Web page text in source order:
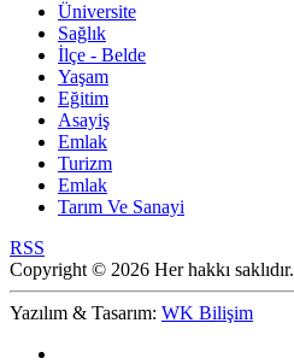
Üniversite
Sağlık
İlçe - Belde
Yaşam
Eğitim
Asayiş
Emlak
Turizm
Emlak
Tarım Ve Sanayi
RSS
Copyright © 2026 Her hakkı saklıdır.
Yazılım & Tasarım: WK Bilişim